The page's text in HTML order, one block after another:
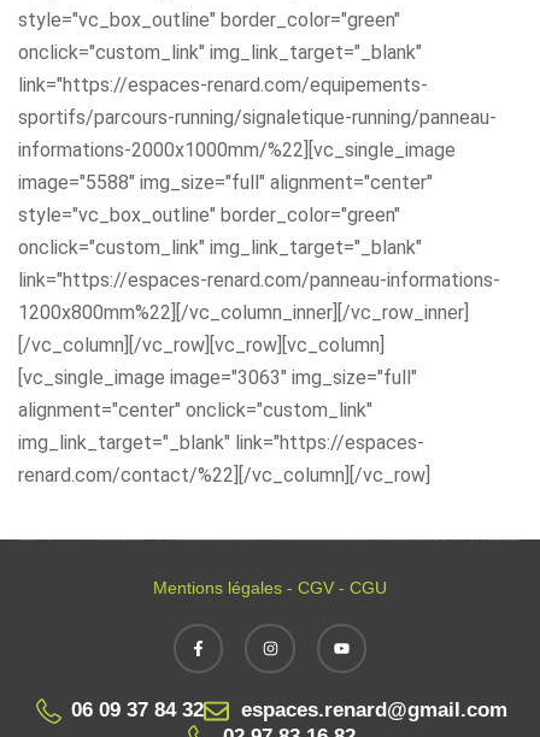
style="vc_box_outline" border_color="green"
onclick="custom_link" img_link_target="_blank"
link="https://espaces-renard.com/equipements-
sportifs/parcours-running/signaletique-running/panneau-
informations-2000x1000mm/%22][vc_single_image
image="5588" img_size="full" alignment="center"
style="vc_box_outline" border_color="green"
onclick="custom_link" img_link_target="_blank"
link="https://espaces-renard.com/panneau-informations-
1200x800mm%22][/vc_column_inner][/vc_row_inner]
[/vc_column][/vc_row][vc_row][vc_column]
[vc_single_image image="3063" img_size="full"
alignment="center" onclick="custom_link"
img_link_target="_blank" link="https://espaces-
renard.com/contact/%22][/vc_column][/vc_row]
Mentions légales - CGV - CGU
06 09 37 84 32
espaces.renard@gmail.com